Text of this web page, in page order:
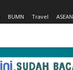
BUMN Travel ASEAN